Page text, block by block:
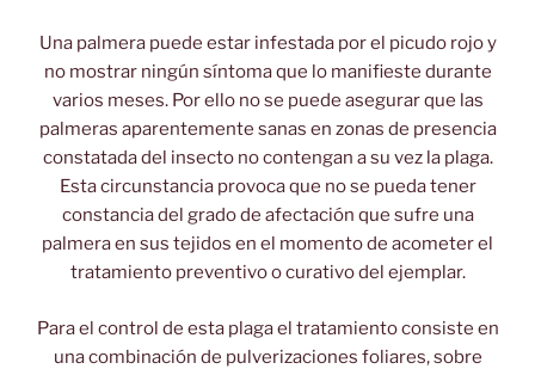
Una palmera puede estar infestada por el picudo rojo y
no mostrar ningún síntoma que lo manifieste durante
varios meses. Por ello no se puede asegurar que las
palmeras aparentemente sanas en zonas de presencia
constatada del insecto no contengan a su vez la plaga.
Esta circunstancia provoca que no se pueda tener
constancia del grado de afectación que sufre una
palmera en sus tejidos en el momento de acometer el
tratamiento preventivo o curativo del ejemplar.
Para el control de esta plaga el tratamiento consiste en
una combinación de pulverizaciones foliares, sobre